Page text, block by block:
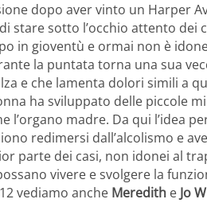
dopo aver vinto un Harper
stare sotto l’occhio attento dei
in gioventù e ormai non è
la puntata torna una sua
e che lamenta dolori simili a
ha sviluppato delle piccole
l’organo madre. Da qui l’idea
redimersi dall’alcolismo e
parte dei casi, non idonei al
vivere e svolgere la
vediamo anche Meredith e Jo